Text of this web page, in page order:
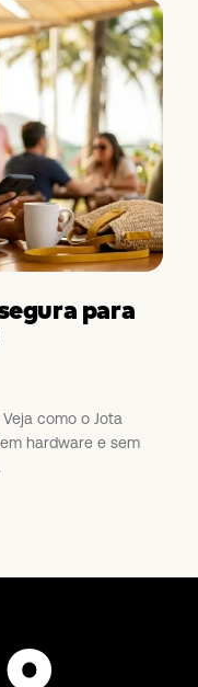
para
como o Jota
hardware e sem